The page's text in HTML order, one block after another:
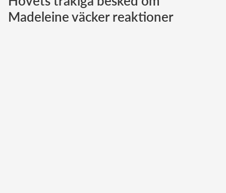
Norska kungahuset
Madeleine väcker reaktioner